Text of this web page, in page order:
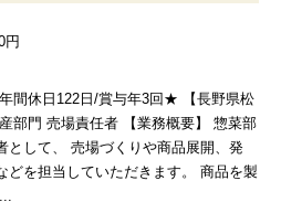
円
間休日122日/賞与年3回★ 【長野県松
部門 売場責任者 【業務概要】 惣菜部
として、 売場づくりや商品展開、発
どを担当していただきます。 商品を製